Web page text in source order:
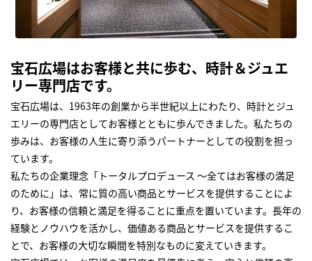
宝石広場はお客様と共に歩む、時計＆ジュエ
リー専門店です。
宝石広場は、1963年の創業から半世紀以上にわたり、時計とジュ
エリーの専門店としてお客様とともに歩んできました。私たちの
歩みは、お客様の人生に寄り添うパートナーとしての役割を担っ
ています。
私たちの企業理念「トータルプロデュース ～全てはお客様の満足
のために」は、常に質の高い商品とサービスを提供することによ
り、お客様の信頼と満足を得ることに重点を置いています。長年の
経験とノウハウを活かし、価値ある商品とサービスを提供するこ
とで、お客様の大切な瞬間を特別なものに変えていきます。